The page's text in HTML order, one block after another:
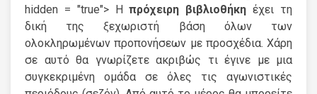
hidden = "true"> Ηπρόχειρη βιβλιοθήκηέχει τη
δική της ξεχωριστή βάση όλων των
ολοκληρωμένων προπονήσεων με προσχέδια. Χάρη
σε αυτό θα γνωρίζετε ακριβώς τι έγινε με μια
συγκεκριμένη ομάδα σε όλες τις αγωνιστικές